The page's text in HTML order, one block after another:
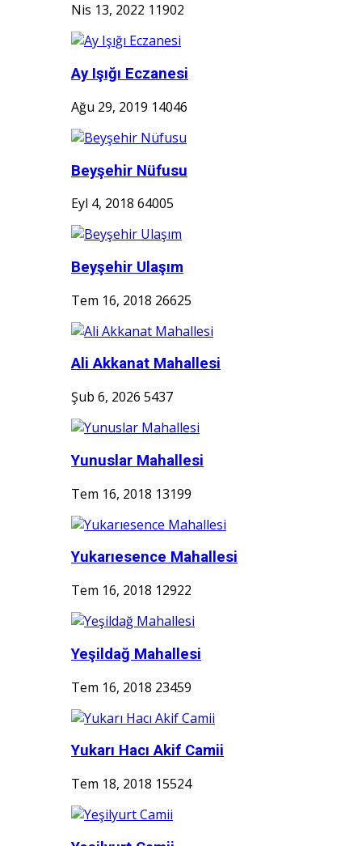
Nis 13, 2022 11902
Ay Işığı Eczanesi
Ağu 29, 2019 14046
Beyşehir Nüfusu
Eyl 4, 2018 64005
Beyşehir Ulaşım
Tem 16, 2018 26625
Ali Akkanat Mahallesi
Şub 6, 2026 5437
Yunuslar Mahallesi
Tem 16, 2018 13199
Yukarıesence Mahallesi
Tem 16, 2018 12922
Yeşildağ Mahallesi
Tem 16, 2018 23459
Yukarı Hacı Akif Camii
Tem 18, 2018 15524